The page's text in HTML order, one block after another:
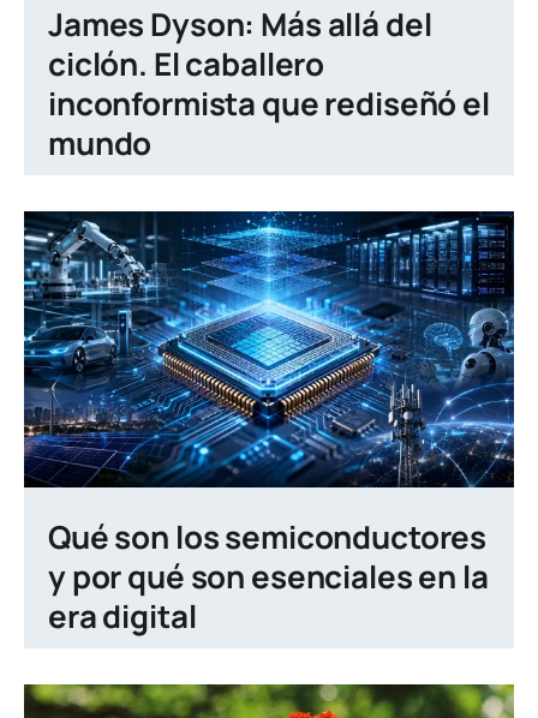
James Dyson: Más allá del
ciclón. El caballero
inconformista que rediseñó el
mundo
Qué son los semiconductores
y por qué son esenciales en la
era digital